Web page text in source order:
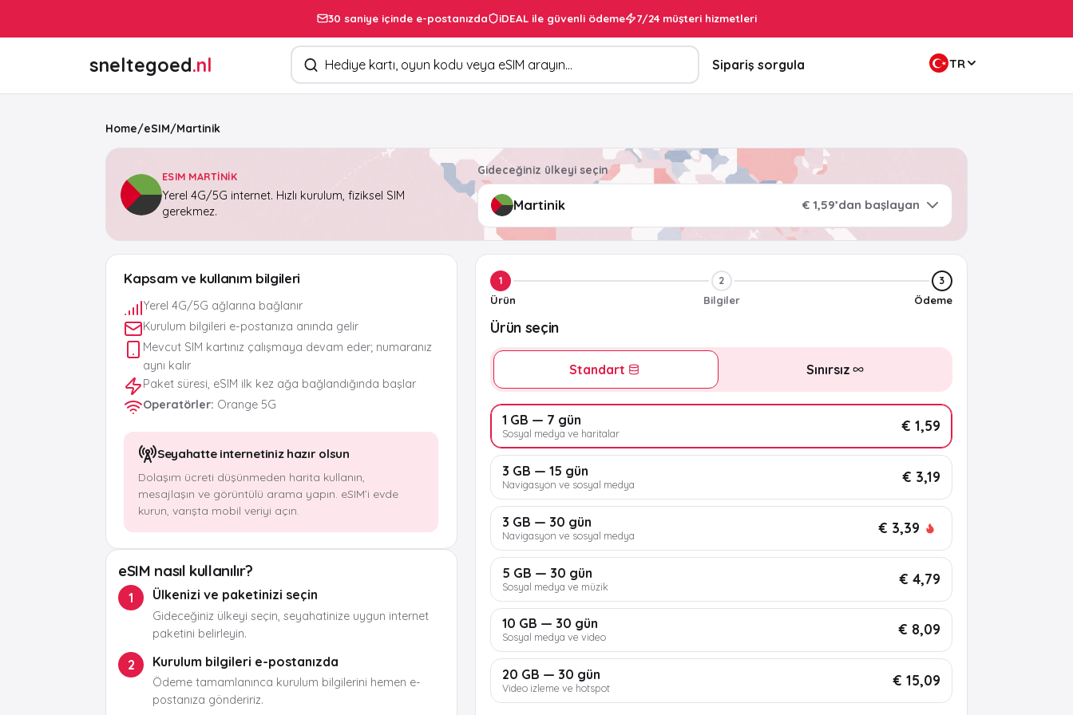
30 saniye içinde e-postanızda iDEAL ile güvenli ödeme 7/24 müşteri hizmetleri
sneltegoed.nl Ürün arayın
Sipariş sorgula TR
Home/eSIM/Martinik
ESIM MARTINIK
Yerel 4G/5G internet. Hızlı kurulum, fiziksel SIM
gerekmez.
Gideceğiniz ülkeyi seçin
€ 1,59’dan başlayan
Kapsam ve kullanım bilgileri
Yerel 4G/5G ağlarına bağlanır
Kurulum bilgileri e-postanıza anında gelir
Mevcut SIM kartınız çalışmaya devam eder; numaranız
aynı kalır
Paket süresi, eSIM ilk kez ağa bağlandığında başlar
Operatörler: Orange 5G
Seyahatte internetiniz hazır olsun
Dolaşım ücreti düşünmeden harita kullanın,
mesajlaşın ve görüntülü arama yapın. eSIM’i evde
kurun, varışta mobil veriyi açın.
eSIM nasıl kullanılır?
1 Ülkenizi ve paketinizi seçin
Gideceğiniz ülkeyi seçin, seyahatinize uygun internet
paketini belirleyin.
2 Kurulum bilgileri e-postanızda
Ödeme tamamlanınca kurulum bilgilerini hemen e-
postanıza göndeririz.
1
Ürün
2
Bilgiler
3
Ödeme
Ürün seçin
Standart Sınırsız
1 GB — 7 gün
Sosyal medya ve haritalar € 1,59
3 GB — 15 gün
Navigasyon ve sosyal medya € 3,19
3 GB — 30 gün
Navigasyon ve sosyal medya € 3,39
5 GB — 30 gün
Sosyal medya ve müzik € 4,79
10 GB — 30 gün
Sosyal medya ve video € 8,09
20 GB — 30 gün
Video izleme ve hotspot € 15,09